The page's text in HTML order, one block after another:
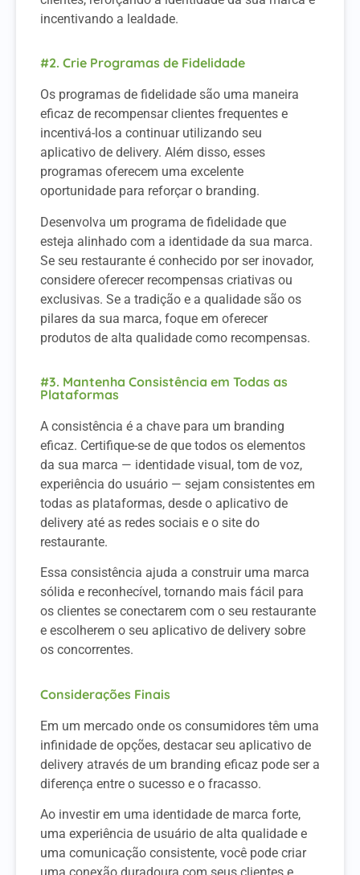
incentivando a lealdade.
#2. Crie Programas de Fidelidade
Os programas de fidelidade são uma maneira
eficaz de recompensar clientes frequentes e
incentivá-los a continuar utilizando seu
aplicativo de delivery. Além disso, esses
programas oferecem uma excelente
oportunidade para reforçar o branding.
Desenvolva um programa de fidelidade que
esteja alinhado com a identidade da sua marca.
Se seu restaurante é conhecido por ser inovador,
considere oferecer recompensas criativas ou
exclusivas. Se a tradição e a qualidade são os
pilares da sua marca, foque em oferecer
produtos de alta qualidade como recompensas.
#3. Mantenha Consistência em Todas as
Plataformas
A consistência é a chave para um branding
eficaz. Certifique-se de que todos os elementos
da sua marca — identidade visual, tom de voz,
experiência do usuário — sejam consistentes em
todas as plataformas, desde o aplicativo de
delivery até as redes sociais e o site do
restaurante.
Essa consistência ajuda a construir uma marca
sólida e reconhecível, tornando mais fácil para
os clientes se conectarem com o seu restaurante
e escolherem o seu aplicativo de delivery sobre
os concorrentes.
Considerações Finais
Em um mercado onde os consumidores têm uma
infinidade de opções, destacar seu aplicativo de
delivery através de um branding eficaz pode ser a
diferença entre o sucesso e o fracasso.
Ao investir em uma identidade de marca forte,
uma experiência de usuário de alta qualidade e
uma comunicação consistente, você pode criar